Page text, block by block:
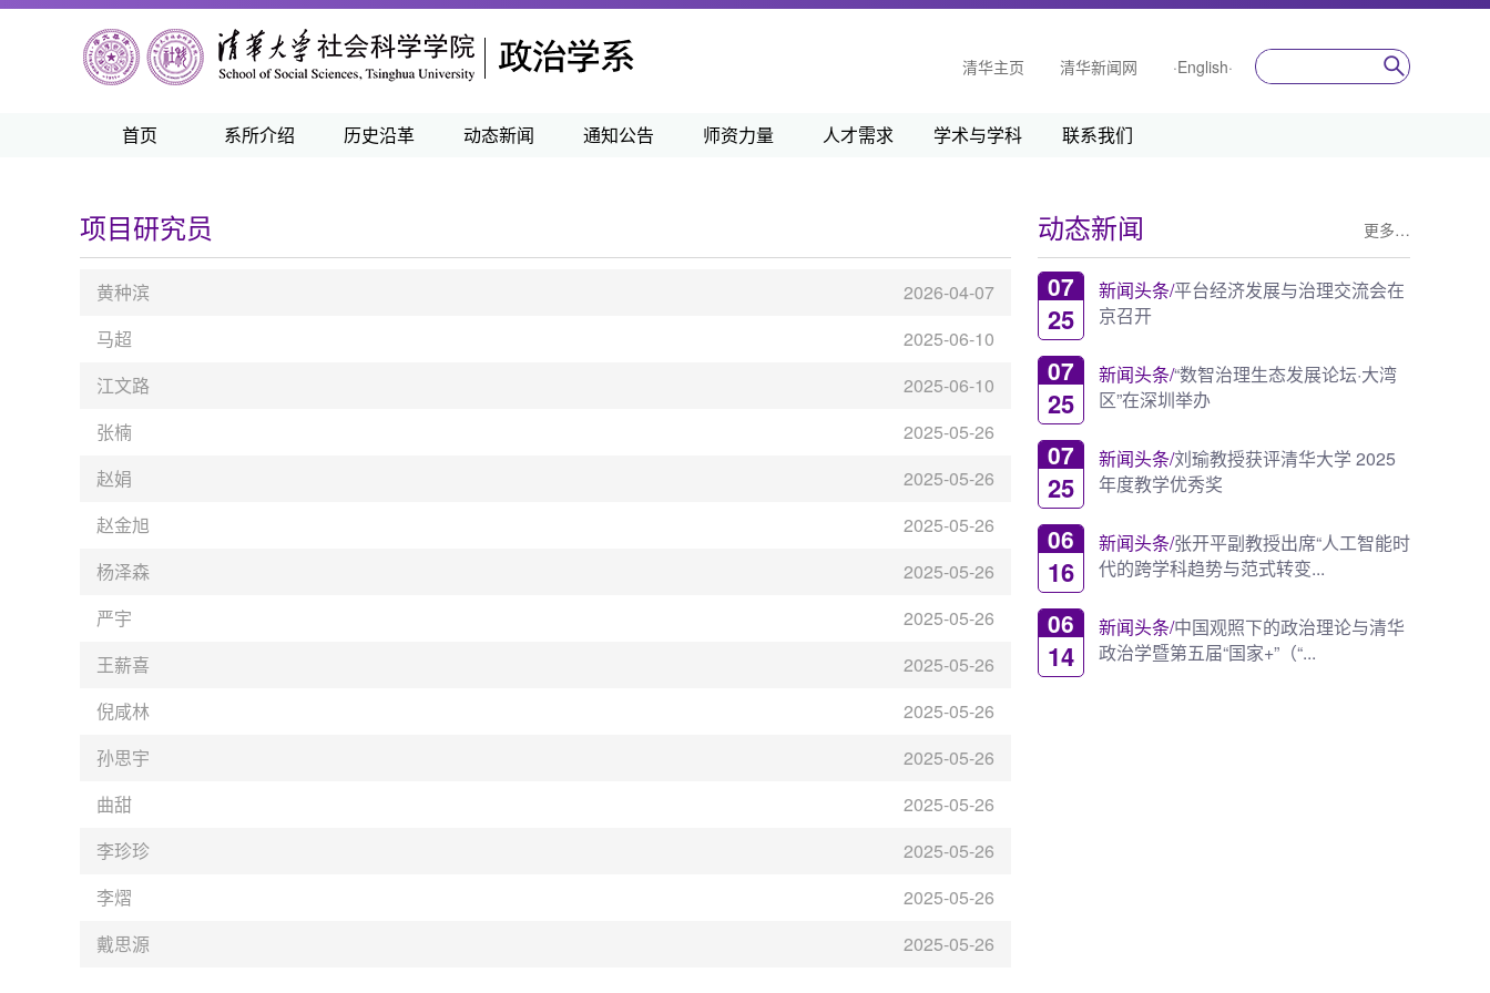
清华主页 清华新闻网 ·English·
首页 系所介绍 历史沿革 动态新闻 通知公告 师资力量 人才需求 学术与学科 联系我们
动态新闻 更多…
07
25
新闻头条/平台经济发展与治理交流会在
京召开
07
25
新闻头条/“数智治理生态发展论坛·大湾
区”在深圳举办
07
25
新闻头条/刘瑜教授获评清华大学 2025
年度教学优秀奖
06
16
新闻头条/张开平副教授出席“人工智能时
代的跨学科趋势与范式转变...
06
14
新闻头条/中国观照下的政治理论与清华
政治学暨第五届“国家+”（“...
项目研究员
2026-04-07
黄种滨
2025-06-10
马超
2025-06-10
江文路
2025-05-26
张楠
2025-05-26
赵娟
2025-05-26
赵金旭
2025-05-26
杨泽森
2025-05-26
严宇
2025-05-26
王薪喜
2025-05-26
倪咸林
2025-05-26
孙思宇
2025-05-26
曲甜
2025-05-26
李珍珍
2025-05-26
李熠
2025-05-26
戴思源